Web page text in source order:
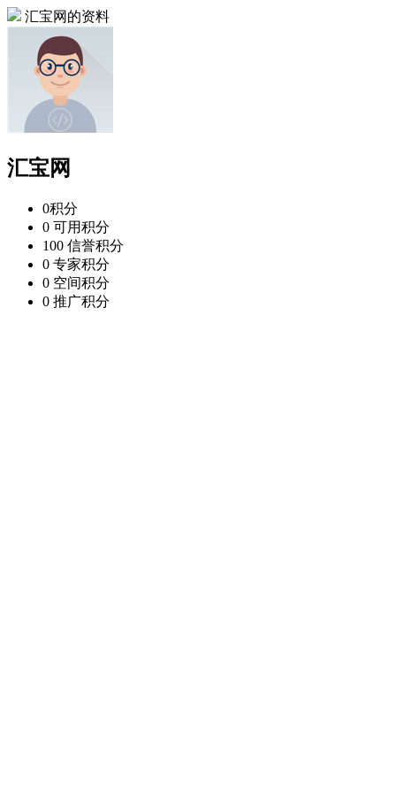
汇宝网的资料
汇宝网
0积分
0 可用积分
100 信誉积分
0 专家积分
0 空间积分
0 推广积分